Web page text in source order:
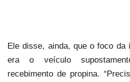
Ele disse, ainda, que o foco da
era o veículo
recebimento de propina.